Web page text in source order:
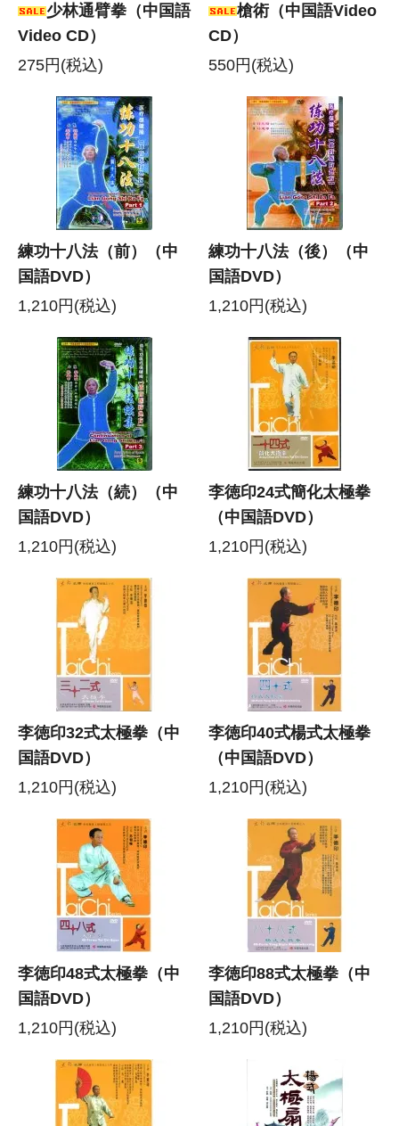
少林通臂拳（中国語
Video CD）
275円(税込)
槍術（中国語Video
CD）
550円(税込)
練功十八法（前）（中
国語DVD）
1,210円(税込)
練功十八法（後）（中
国語DVD）
1,210円(税込)
練功十八法（続）（中
国語DVD）
1,210円(税込)
李徳印24式簡化太極拳
（中国語DVD）
1,210円(税込)
李徳印32式太極拳（中
国語DVD）
1,210円(税込)
李徳印40式楊式太極拳
（中国語DVD）
1,210円(税込)
李徳印48式太極拳（中
国語DVD）
1,210円(税込)
李徳印88式太極拳（中
国語DVD）
1,210円(税込)